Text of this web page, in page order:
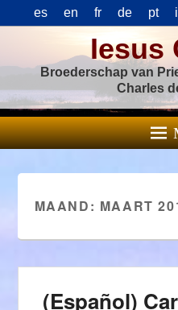
es en fr de pt
Iesus
Broederschap van
Charles
MAAND: MAART
(Español)